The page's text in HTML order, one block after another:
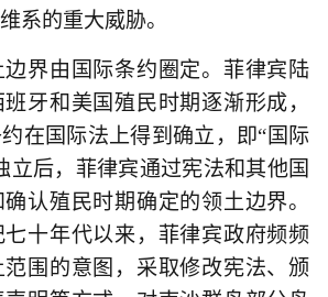
系的重大威胁。
界由国际条约圈定。菲律宾陆
牙和美国殖民时期逐渐形成，
在国际法上得到确立，即“国际
立后，菲律宾通过宪法和其他国
认殖民时期确定的领土边界。
十年代以来，菲律宾政府频频
围的意图，采取修改宪法、颁